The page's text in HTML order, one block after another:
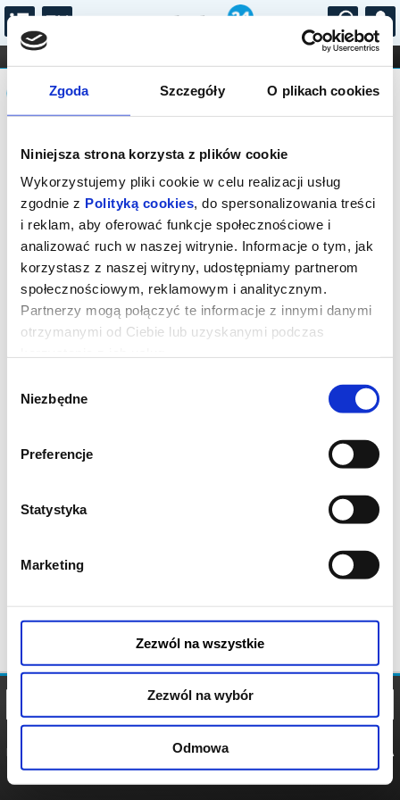
Zgoda Szczegóły O plikach cookies
Niniejsza strona korzysta z plików cookie
Wykorzystujemy pliki cookie w celu realizacji usług
zgodnie z Polityką cookies, do spersonalizowania treści
i reklam, aby oferować funkcje społecznościowe i
analizować ruch w naszej witrynie. Informacje o tym, jak
korzystasz z naszej witryny, udostępniamy partnerom
społecznościowym, reklamowym i analitycznym.
Partnerzy mogą połączyć te informacje z innymi danymi
otrzymanymi od Ciebie lub uzyskanymi podczas
zgody
Niezbędne
Preferencje
Statystyka
Marketing
Zezwól na wszystkie
Zezwól na wybór
Odmowa
...
FILHARMONIA OPERA I BALET
STAND-UP
DLA DZIECI
Komunikat
Sprzedaż biletów on-line na wydarzenie
została zakończona.
POLITYKA
POLITYKA